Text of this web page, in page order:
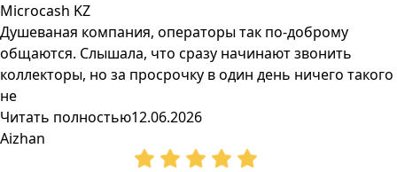
Microcash KZ
Душеваная компания, операторы так по-доброму
общаются. Слышала, что сразу начинают звонить
коллекторы, но за просрочку в один день ничего такого
не
Читать полностью12.06.2026
Aizhan